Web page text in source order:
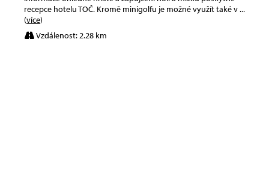
recepce hotelu TOČ. Kromě minigolfu je možné využít také v...
(více)
Vzdálenost: 2.28 km